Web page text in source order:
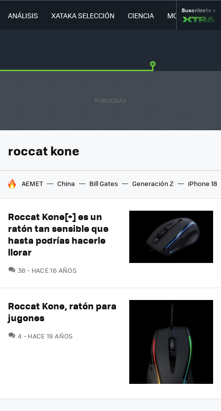
ANÁLISIS XATAKA SELECCIÓN CIENCIA MOVILIDAD
Suscríbete a
roccat kone
HOY SE HABLA DE
AEMET China Bill Gates Generación Z iPhone 18
Roccat Kone[+] es un
ratón tan sensible que
hasta podrías hacerle
llorar
38 COMENTARIOS
HACE 16 AÑOS
Roccat Kone, ratón para
jugones
4 COMENTARIOS
HACE 19 AÑOS